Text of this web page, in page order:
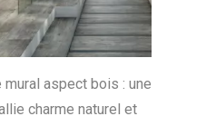
aspect bois : une
charme naturel et